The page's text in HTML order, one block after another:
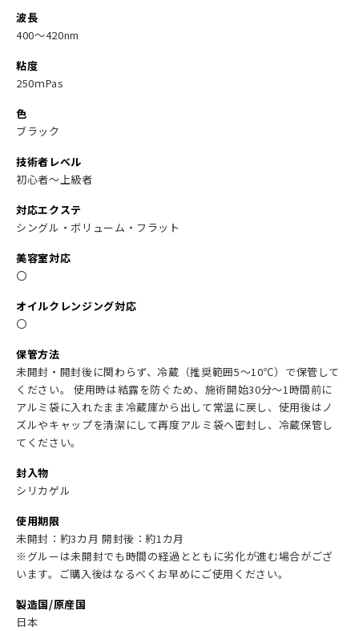
波長
400～420nm
粘度
250ｍPas
色
ブラック
技術者レベル
初心者～上級者
対応エクステ
シングル・ボリューム・フラット
美容室対応
〇
オイルクレンジング対応
〇
保管方法
未開封・開封後に関わらず、冷蔵（推奨範囲5〜10℃）で保管して
ください。 使用時は結露を防ぐため、施術開始30分〜1時間前に
アルミ袋に入れたまま冷蔵庫から出して常温に戻し、使用後はノ
ズルやキャップを清潔にして再度アルミ袋へ密封し、冷蔵保管し
てください。
封入物
シリカゲル
使用期限
未開封：約3カ月 開封後：約1カ月
※グルーは未開封でも時間の経過とともに劣化が進む場合がござ
います。ご購入後はなるべくお早めにご使用ください。
製造国/原産国
日本